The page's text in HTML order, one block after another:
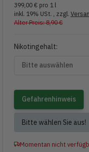
399,00 € pro 1 l
inkl. 19% USt. , zzgl.
Alter Preis: 8,90 €
Nikotingehalt:
Bitte auswählen
Gefahrenhinweis
x
Bitte wählen Sie aus!
Momentan nicht